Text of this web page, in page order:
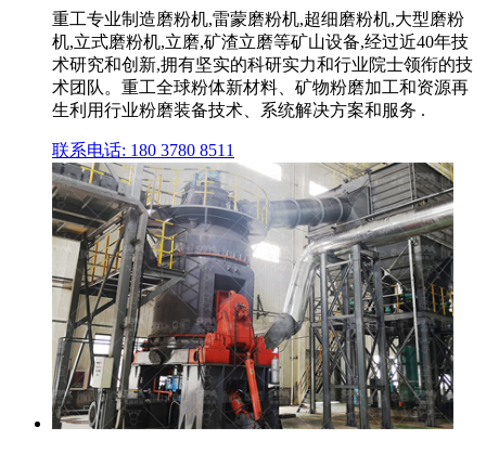
重工专业制造磨粉机,雷蒙磨粉机,超细磨粉机,大型磨粉
机,立式磨粉机,立磨,矿渣立磨等矿山设备,经过近40年技
术研究和创新,拥有坚实的科研实力和行业院士领衔的技
术团队。重工全球粉体新材料、矿物粉磨加工和资源再
生利用行业粉磨装备技术、系统解决方案和服务 .
联系电话: 180 3780 8511